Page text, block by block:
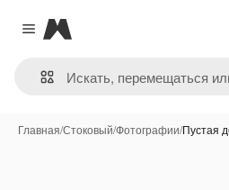
Close menu
Magnific
Главная/Стоковый/Фотографии/Пустая